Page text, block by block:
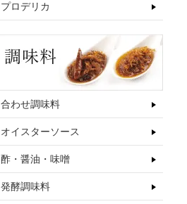
プロデリカ
合わせ調味料
オイスターソース
酢・醤油・味噌
発酵調味料